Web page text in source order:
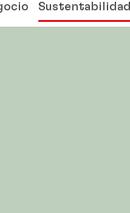
Sustentabilidad